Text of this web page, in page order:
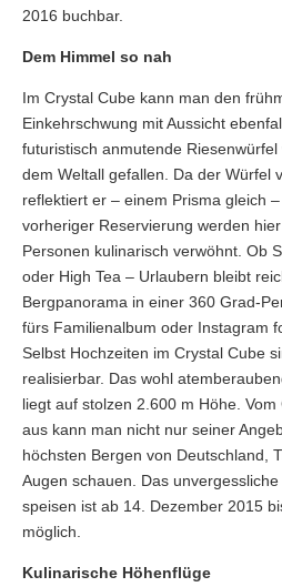
2016 buchbar.
Dem Himmel so nah
Im Crystal Cube kann man den
Einkehrschwung mit Aussicht
futuristisch anmutende
dem Weltall gefallen. Da der Würfel
reflektiert er – einem Prisma gleich
vorheriger Reservierung werden
Personen kulinarisch verwöhnt. Ob
oder High Tea – Urlaubern bleibt
Bergpanorama in einer 360 Grad-
fürs Familienalbum oder Instagram
Selbst Hochzeiten im Crystal Cube
realisierbar. Das wohl
liegt auf stolzen 2.600 m Höhe.
aus kann man nicht nur seiner
höchsten Bergen von Deutschland,
Augen schauen. Das
speisen ist ab 14. Dezember 2015
möglich.
Kulinarische Höhenflüge